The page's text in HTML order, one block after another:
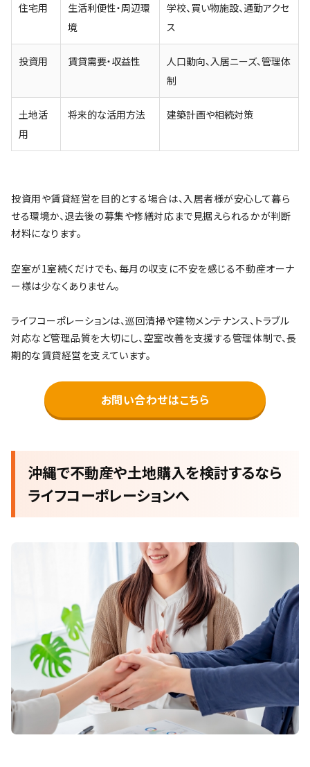
住宅用
生活利便性・周辺環
境
学校、買い物施設、通勤アクセ
ス
投資用 賃貸需要・収益性
人口動向、入居ニーズ、管理体
制
土地活
用
将来的な活用方法 建築計画や相続対策
投資用や賃貸経営を目的とする場合は、入居者様が安心して暮ら
せる環境か、退去後の募集や修繕対応まで見据えられるかが判断
材料になります。
空室が1室続くだけでも、毎月の収支に不安を感じる不動産オーナ
ー様は少なくありません。
ライフコーポレーションは、巡回清掃や建物メンテナンス、トラブル
対応など管理品質を大切にし、空室改善を支援する管理体制で、長
期的な賃貸経営を支えています。
お問い合わせはこちら
沖縄で不動産や土地購入を検討するなら
ライフコーポレーションへ